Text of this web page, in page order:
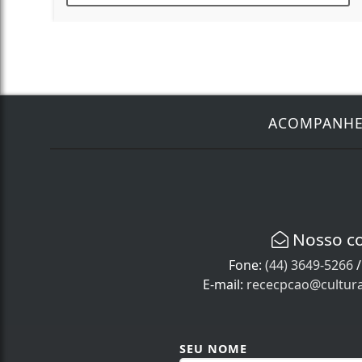
ACOMPANHE
Nosso
Fone: (44) 3649-5266/
E-mail:
SEU NOME